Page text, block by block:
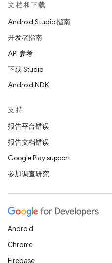
文档和下载
Android Studio 指南
开发者指南
API 参考
下载 Studio
Android NDK
支持
报告平台错误
报告文档错误
Google Play support
参加调查研究
Android
Chrome
Firebase